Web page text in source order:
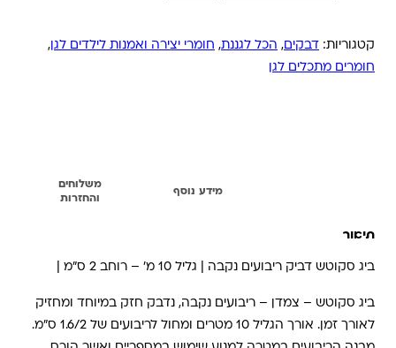
קטגוריות:דבקים,הכל לגננת,חומרי יצירה ואמנות לילדים לגן,
חומרים מתכלים לגן
מידע נוסף
משלוחים
והחזרות
תיאור
ביג סקוטש דביק ריבועים נקבה | גליל 10 מ' – רוחב 2 ס"מ |
ביג סקוטש – צמדן – ריבועים נקבה, נדבק חזק במיוחד ומחזיק
לאורך זמן. אורך הגליל 10 מטרים ומחול לריבועים של 1.6/2 ס"מ.